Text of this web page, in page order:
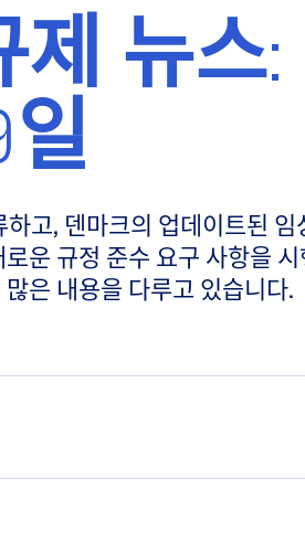
제 뉴
고, 덴마크의 업데이트된
운 규정 준수 요구 사항을
은 내용을 다루고 있습니다.